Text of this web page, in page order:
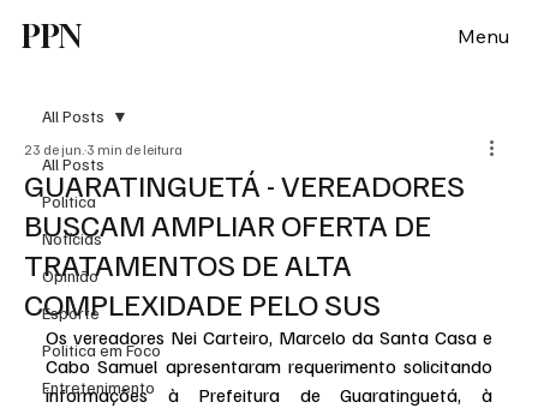
PPN Menu
All Posts
Política
Notícias
Opinião
Esporte
Politica em Foco
Entretenimento
All Posts
GUARATINGUETÁ - VEREADORES
BUSCAM AMPLIAR OFERTA DE
TRATAMENTOS DE ALTA
COMPLEXIDADE PELO SUS
23 de jun. 3 min de leitura
Os vereadores Nei Carteiro, Marcelo da Santa Casa e
Cabo Samuel apresentaram requerimento solicitando
informações à Prefeitura de Guaratinguetá, à